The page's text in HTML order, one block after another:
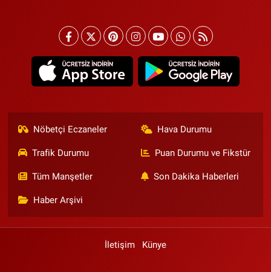
Nöbetçi Eczaneler Hava Durumu
Trafik Durumu Puan Durumu ve Fikstür
Tüm Manşetler Son Dakika Haberleri
Haber Arşivi
İletişim Künye